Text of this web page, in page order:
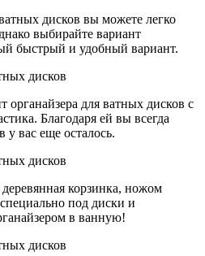
дисков вы можете легко
выбирайте вариант
быстрый и удобный вариант.
для ватных дисков с
Благодаря ей вы всегда
у вас еще осталось.
корзинка, ножом
под диски и
в ванную!